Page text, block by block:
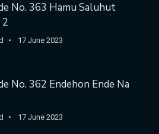
No. 363 Hamu Saluhut
2
17 June 2023
No. 362 Endehon Ende Na
17 June 2023